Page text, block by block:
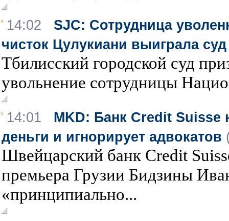
14:02 SJC: Сотрудница
чисток Цулукиани выиграла суд
Тбилисский городской суд
увольнение сотрудницы
14:01 MKD: Банк Credit Suisse
деньги и игнорирует адвокатов
Швейцарский банк Credit
премьера Грузии Бидзины
«принципиально...